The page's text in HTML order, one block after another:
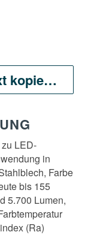
LED-
in
Farbe
bis 155
5.700 Lumen,
(Ra)